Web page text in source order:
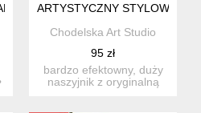
OWIJANA ZE SZKŁEM
ARTYSTYCZNY STYLOWY
Chodelska Art Studio
95 zł
bardzo efektowny, duży
naszyjnik z oryginalną